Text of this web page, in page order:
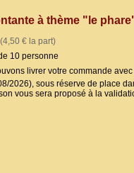
à thème "le
(4,50 € la part)
10 personne
livrer votre commande
2026), sous réserve de place
vous sera proposé à la